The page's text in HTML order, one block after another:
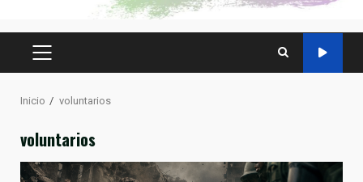
MENÚ
Inicio voluntarios
voluntarios